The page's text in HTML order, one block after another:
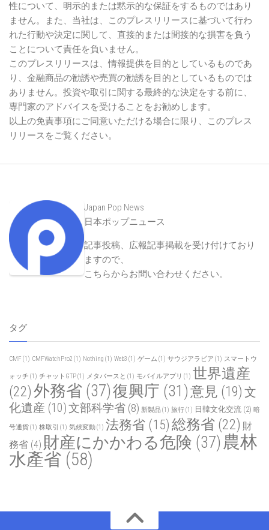
性について、明示的または黙示的な保証をするものではあり
ません。また、当社は、このプレスリリースに基づいて行わ
れた行動や決定に関して、直接的または間接的な損害を負う
ことについて責任を負いません。
このプレスリリースは、情報提供を目的としているものであ
り、金融商品の勧誘や売買の勧誘を目的としているものでは
ありません。投資や取引に関する最終的な決定をする前に、
専門家のアドバイスを受けることをお勧めします。
以上の免責事項にご同意いただける場合に限り、このプレス
リリースをご覧ください。
Japan Pop News
日本ポップニュース
記事投稿、広報記事掲載を受け付けており
ますので、
こちらからお問い合わせください。
タグ
CMF (1) CMFWatchPro2 (1) Nothing (1) Web3 (1) ゲーム (1) サウジアラビア (1) スマートウ
ォッチ (1) チャットGTP(1) メタバースと (1) モバイルアプリ (1) 世界遺産
(22)外務省 (37)復興庁 (31)意見 (19) 文
化遺産 (10)文部科学省 (8) 新製品(1) 旅行(1) 日韓文化交流 (2) 暗
号通貨(1) 株取引 (1) 気候変動(1) 法務省 (15) 総務省 (22) 財
務省 (4) 財産にかかわる危険 (37) 農林
水產省 (58)